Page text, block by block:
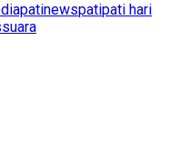
patipati hari
suara